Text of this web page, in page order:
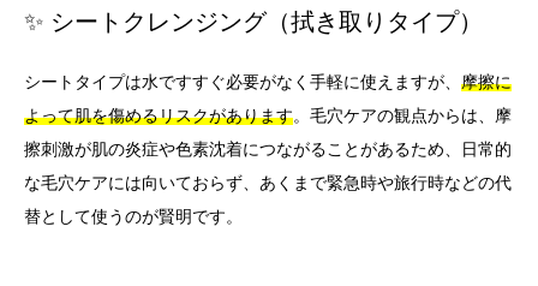
✨ シートクレンジング（拭き取りタイプ）
シートタイプは水ですすぐ必要がなく手軽に使えますが、 摩擦に
よって肌を傷めるリスクがあります。毛穴ケアの観点からは、摩
擦刺激が肌の炎症や色素沈着につながることがあるため、日常的
な毛穴ケアには向いておらず、あくまで緊急時や旅行時などの代
替として使うのが賢明です。